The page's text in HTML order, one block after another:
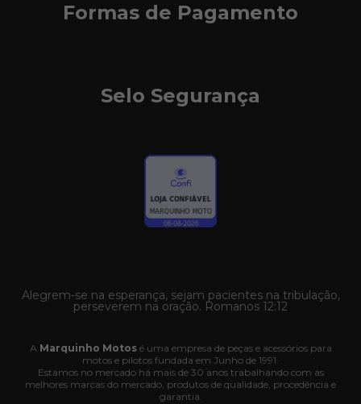
Formas de Pagamento
Selo Segurança
Alegrem-se na esperança, sejam pacientes na tribulação,
perseverem na oração. Romanos 12:12
A Marquinho Motosé uma empresa de peças e acessórios para
motos e pilotos fundada em Junho de 1991.
Estamos no mercado há mais de 30 anos trabalhando com as
melhores marcas do mercado, produtos de qualidade, procedência e
garantia.